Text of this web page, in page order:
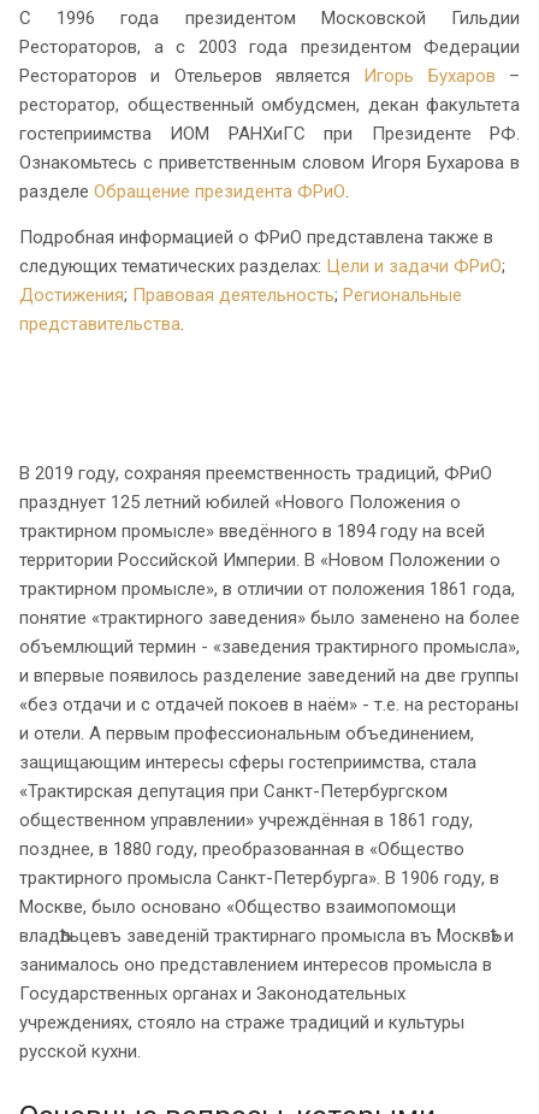
С 1996 года президентом Московской Гильдии
Рестораторов, а с 2003 года президентом Федерации
Рестораторов и Отельеров является Игорь Бухаров –
ресторатор, общественный омбудсмен, декан факультета
гостеприимства ИОМ РАНХиГС при Президенте РФ.
Ознакомьтесь с приветственным словом Игоря Бухарова в
разделе Обращение президента ФРиО.
Подробная информацией о ФРиО представлена также в
следующих тематических разделах: Цели и задачи ФРиО;
Достижения; Правовая деятельность; Региональные
представительства.
В 2019 году, сохраняя преемственность традиций, ФРиО
празднует 125 летний юбилей «Нового Положения о
трактирном промысле» введённого в 1894 году на всей
территории Российской Империи. В «Новом Положении о
трактирном промысле», в отличии от положения 1861 года,
понятие «трактирного заведения» было заменено на более
объемлющий термин - «заведения трактирного промысла»,
и впервые появилось разделение заведений на две группы
«без отдачи и с отдачей покоев в наём» - т.е. на рестораны
и отели. А первым профессиональным объединением,
защищающим интересы сферы гостеприимства, стала
«Трактирская депутация при Санкт-Петербургском
общественном управлении» учреждённая в 1861 году,
позднее, в 1880 году, преобразованная в «Общество
трактирного промысла Санкт-Петербурга». В 1906 году, в
Москве, было основано «Общество взаимопомощи
владѢльцевъ заведенiй трактирнаго промысла въ МосквѢ» и
занималось оно представлением интересов промысла в
Государственных органах и Законодательных
учреждениях, стояло на страже традиций и культуры
русской кухни.